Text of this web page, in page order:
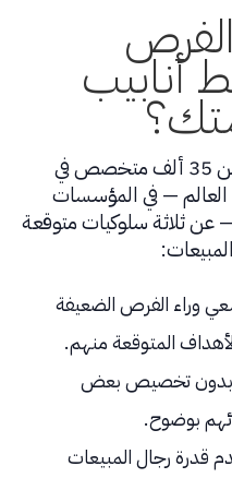
أنابيب
كشفت خبرتنا في العمل مع أكثر من 35 ألف متخصص في
— في المؤسسات
ثلاثة سلوكيات متوقعة
وراء الفرص الضعيفة
المتوقعة منهم.
بدون تخصيص بعض
بوضوح.
قدرة رجال المبيعات